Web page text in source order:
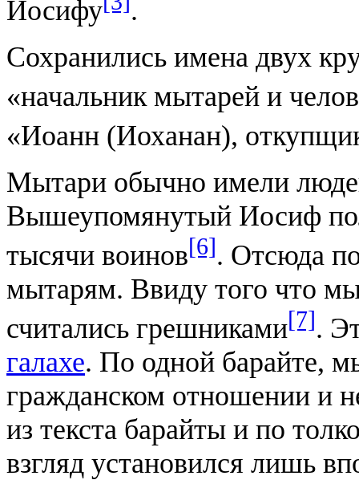
Иосифу
.
Сохранились имена двух
«начальник мытарей и
«Иоанн (Иоханан),
Мытари обычно имели
Вышеупомянутый Иосиф
тысячи воинов[6]. Отсюда
мытарям. Ввиду того что
считались грешниками[7].
галахе. По одной барайте,
гражданском отношении и
из текста барайты и по
взгляд установился лишь